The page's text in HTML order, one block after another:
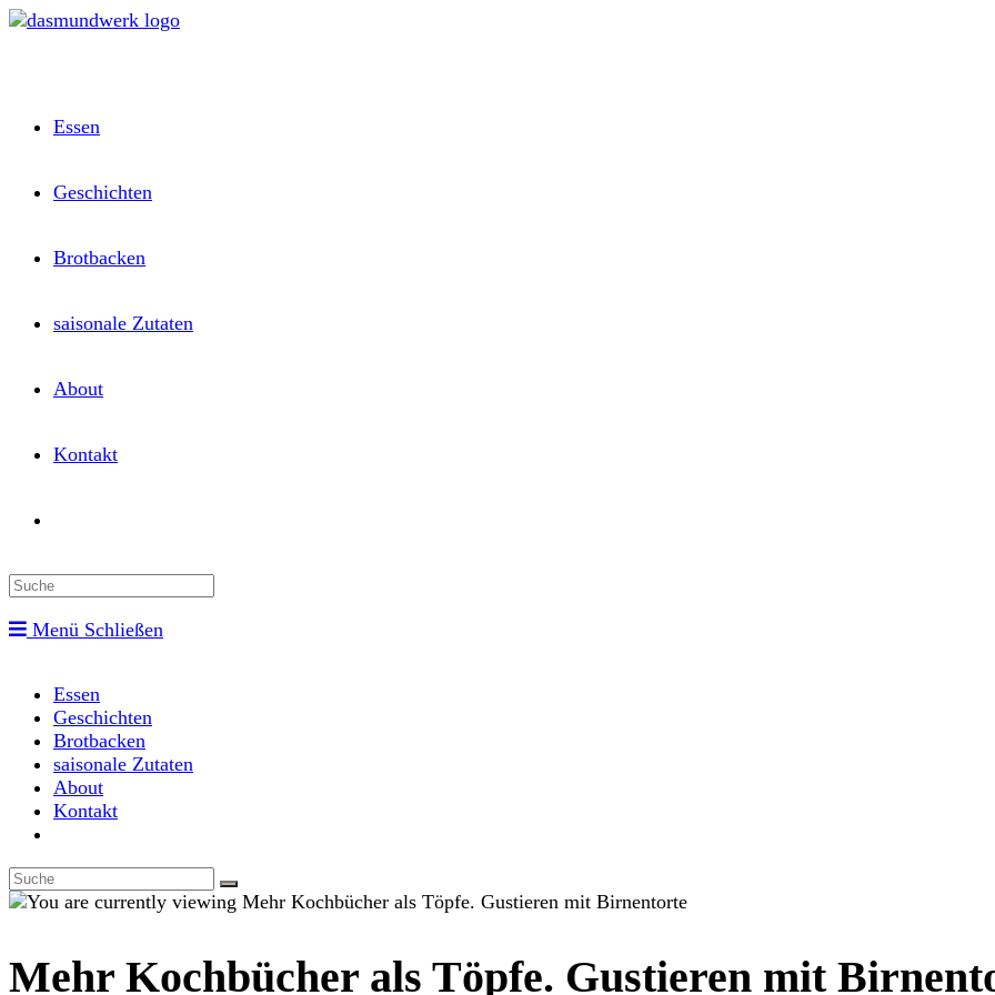
Zum
Essen
Geschichten
Brotbacken
saisonale Zutaten
About
Kontakt
website
Menü Schließen
Essen
Geschichten
Brotbacken
saisonale Zutaten
About
Kontakt
search
Mehr Kochbücher als Töpfe. Gustieren mit